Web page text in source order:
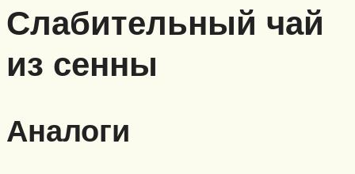
Слабительный чай
из сенны
Аналоги